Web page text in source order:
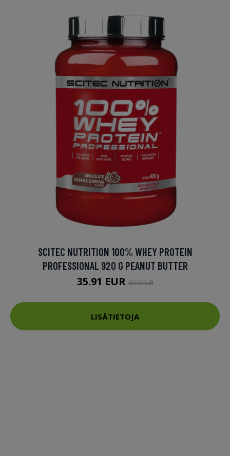
SCITEC NUTRITION 100% WHEY PROTEIN
PROFESSIONAL 920 G PEANUT BUTTER
35.91 EUR39.9 EUR
LISÄTIETOJA